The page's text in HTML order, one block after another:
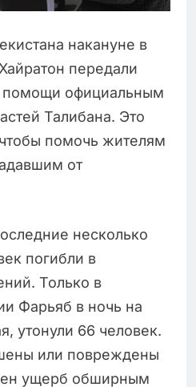
накануне в
передали
помощи официальным
Талибана. Это
помочь жителям
от
несколько
погибли в
Только в
Фарьяб в ночь на
утонули 66 человек.
или повреждены
ущерб обширным